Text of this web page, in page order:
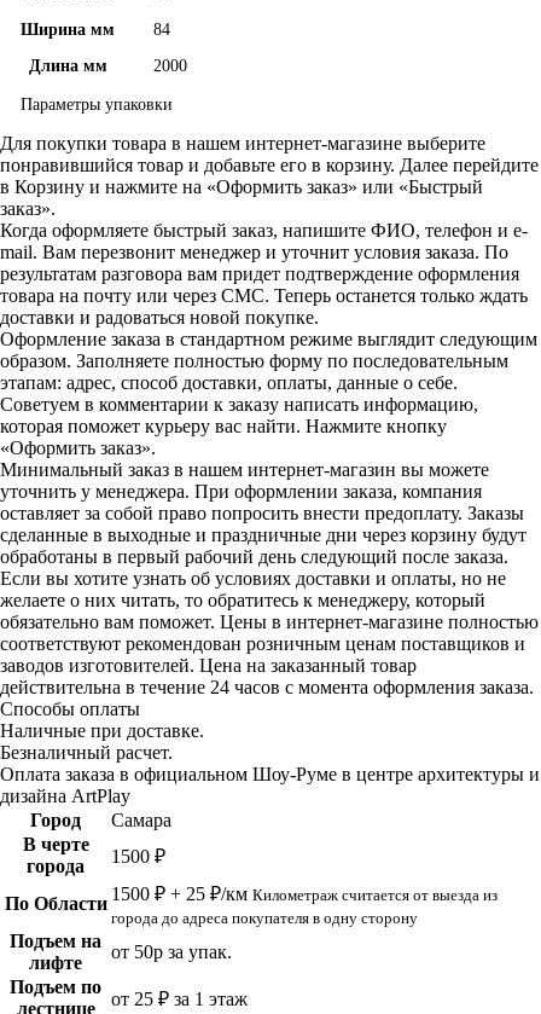
Ширина мм
84
Длина мм
2000
Параметры упаковки
Для покупки товара в нашем интернет-магазине выберите
понравившийся товар и добавьте его в корзину. Далее перейдите
в Корзину и нажмите на «Оформить заказ» или «Быстрый
заказ».
Когда оформляете быстрый заказ, напишите ФИО, телефон и e-
mail. Вам перезвонит менеджер и уточнит условия заказа. По
результатам разговора вам придет подтверждение оформления
товара на почту или через СМС. Теперь останется только ждать
доставки и радоваться новой покупке.
Оформление заказа в стандартном режиме выглядит следующим
образом. Заполняете полностью форму по последовательным
этапам: адрес, способ доставки, оплаты, данные о себе.
Советуем в комментарии к заказу написать информацию,
которая поможет курьеру вас найти. Нажмите кнопку
«Оформить заказ».
Минимальный заказ в нашем интернет-магазин вы можете
уточнить у менеджера. При оформлении заказа, компания
оставляет за собой право попросить внести предоплату. Заказы
сделанные в выходные и праздничные дни через корзину будут
обработаны в первый рабочий день следующий после заказа.
Если вы хотите узнать об условиях доставки и оплаты, но не
желаете о них читать, то обратитесь к менеджеру, который
обязательно вам поможет. Цены в интернет-магазине полностью
соответствуют рекомендован розничным ценам поставщиков и
заводов изготовителей. Цена на заказанный товар
действительна в течение 24 часов с момента оформления заказа.
Способы оплаты
Наличные при доставке.
Безналичный расчет.
Оплата заказа в официальном Шоу-Руме в центре архитектуры и
дизайна ArtPlay
Город
Самара
В черте
города
1500 ₽
По Области 1500 ₽ + 25 ₽/км Километраж считается от выезда из
города до адреса покупателя в одну сторону
Подъем на
лифте
от 50р за упак.
Подъем по
лестнице
от 25 ₽ за 1 этаж